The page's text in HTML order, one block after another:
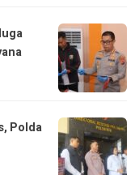
Polda